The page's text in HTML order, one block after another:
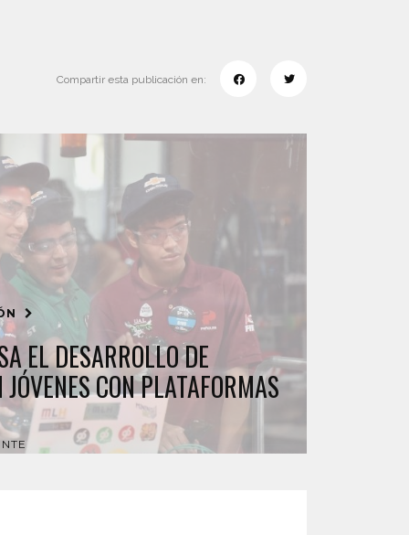
Compartir esta publicación en:
EL DESARROLLO DE
CON PLATAFORMAS